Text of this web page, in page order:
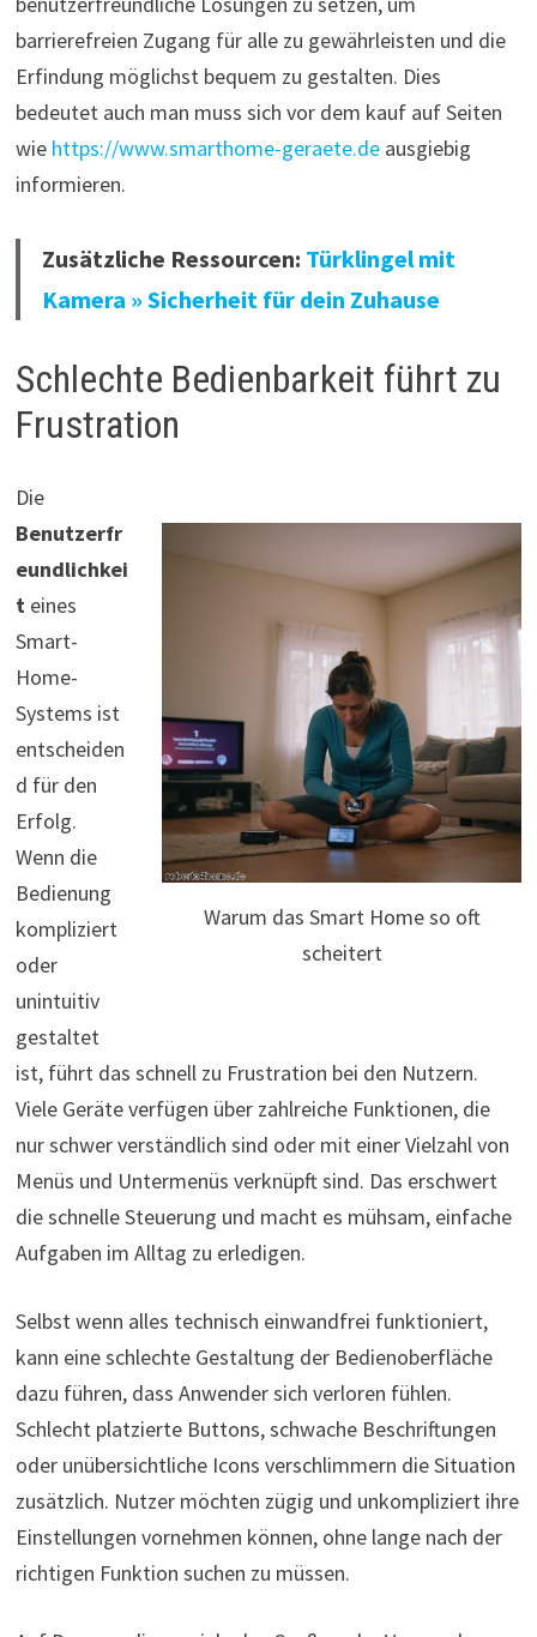
barrierefreien Zugang für alle zu gewährleisten und die
Erfindung möglichst bequem zu gestalten. Dies
bedeutet auch man muss sich vor dem kauf auf Seiten
wie https://www.smarthome-geraete.deausgiebig
informieren.
Zusätzliche Ressourcen: Türklingel mit
Kamera » Sicherheit für dein Zuhause
Schlechte Bedienbarkeit führt zu
Frustration
Warum das Smart Home so oft
scheitert
Die
Benutzerfr
eundlichkei
teines
Smart-
Home-
Systems ist
entscheiden
d für den
Erfolg.
Wenn die
Bedienung
kompliziert
oder
unintuitiv
gestaltet
ist, führt das schnell zu Frustration bei den Nutzern.
Viele Geräte verfügen über zahlreiche Funktionen, die
nur schwer verständlich sind oder mit einer Vielzahl von
Menüs und Untermenüs verknüpft sind. Das erschwert
die schnelle Steuerung und macht es mühsam, einfache
Aufgaben im Alltag zu erledigen.
Selbst wenn alles technisch einwandfrei funktioniert,
kann eine schlechte Gestaltung der Bedienoberfläche
dazu führen, dass Anwender sich verloren fühlen.
Schlecht platzierte Buttons, schwache Beschriftungen
oder unübersichtliche Icons verschlimmern die Situation
zusätzlich. Nutzer möchten zügig und unkompliziert ihre
Einstellungen vornehmen können, ohne lange nach der
richtigen Funktion suchen zu müssen.